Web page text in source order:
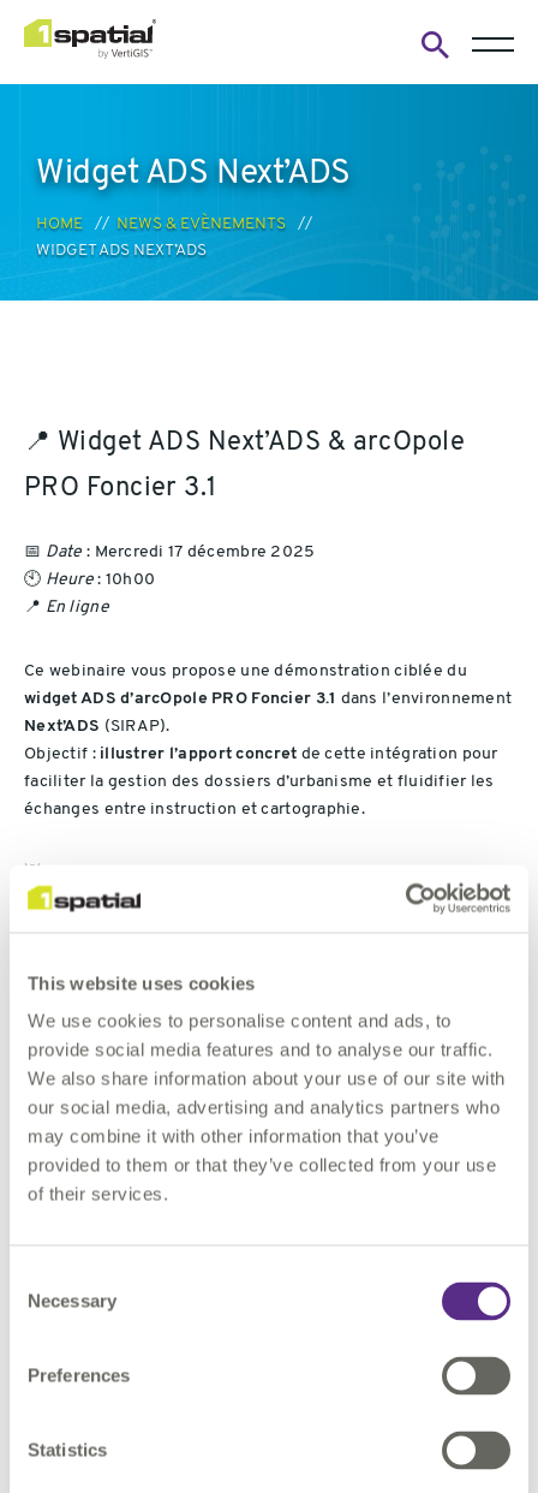
This website uses cookies
We use cookies to personalise content and ads, to
provide social media features and to analyse our traffic.
We also share information about your use of our site with
our social media, advertising and analytics partners who
may combine it with other information that you’ve
provided to them or that they’ve collected from your use
of their services.
Selection
Necessary
Preferences
Statistics
form
Widget ADS Next’ADS
HOME
NEWS & EVÈNEMENTS
WIDGET ADS NEXT’ADS
📍 Widget ADS Next’ADS & arcOpole
PRO Foncier 3.1
📅 Date : Mercredi 17 décembre 2025
🕙 Heure: 10h00
📍 En ligne
Ce webinaire vous propose une démonstration ciblée du
widget ADS d’arcOpole PRO Foncier 3.1 dans l’environnement
Next’ADS (SIRAP).
Objectif : illustrer l’apport concret de cette intégration pour
faciliter la gestion des dossiers d’urbanisme et fluidifier les
échanges entre instruction et cartographie.
Les bénéfices concrets pour les agents instructeurs
Une démonstration en situation
📍 Ce webinaire s’adresse aux Next’ADS